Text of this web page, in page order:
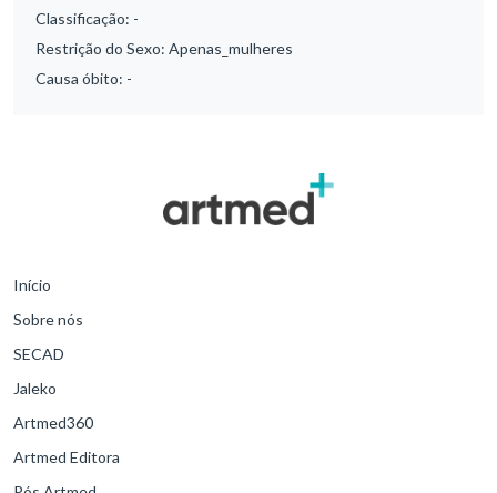
Classificação: -
Restrição do Sexo: Apenas_mulheres
Causa óbito: -
Início
Sobre nós
SECAD
Jaleko
Artmed360
Artmed Editora